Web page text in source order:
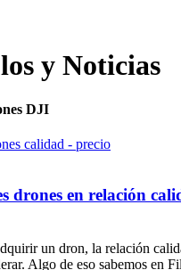
y Noticias
DJI
drones en relación
un dron, la relación
Algo de eso sabemos en